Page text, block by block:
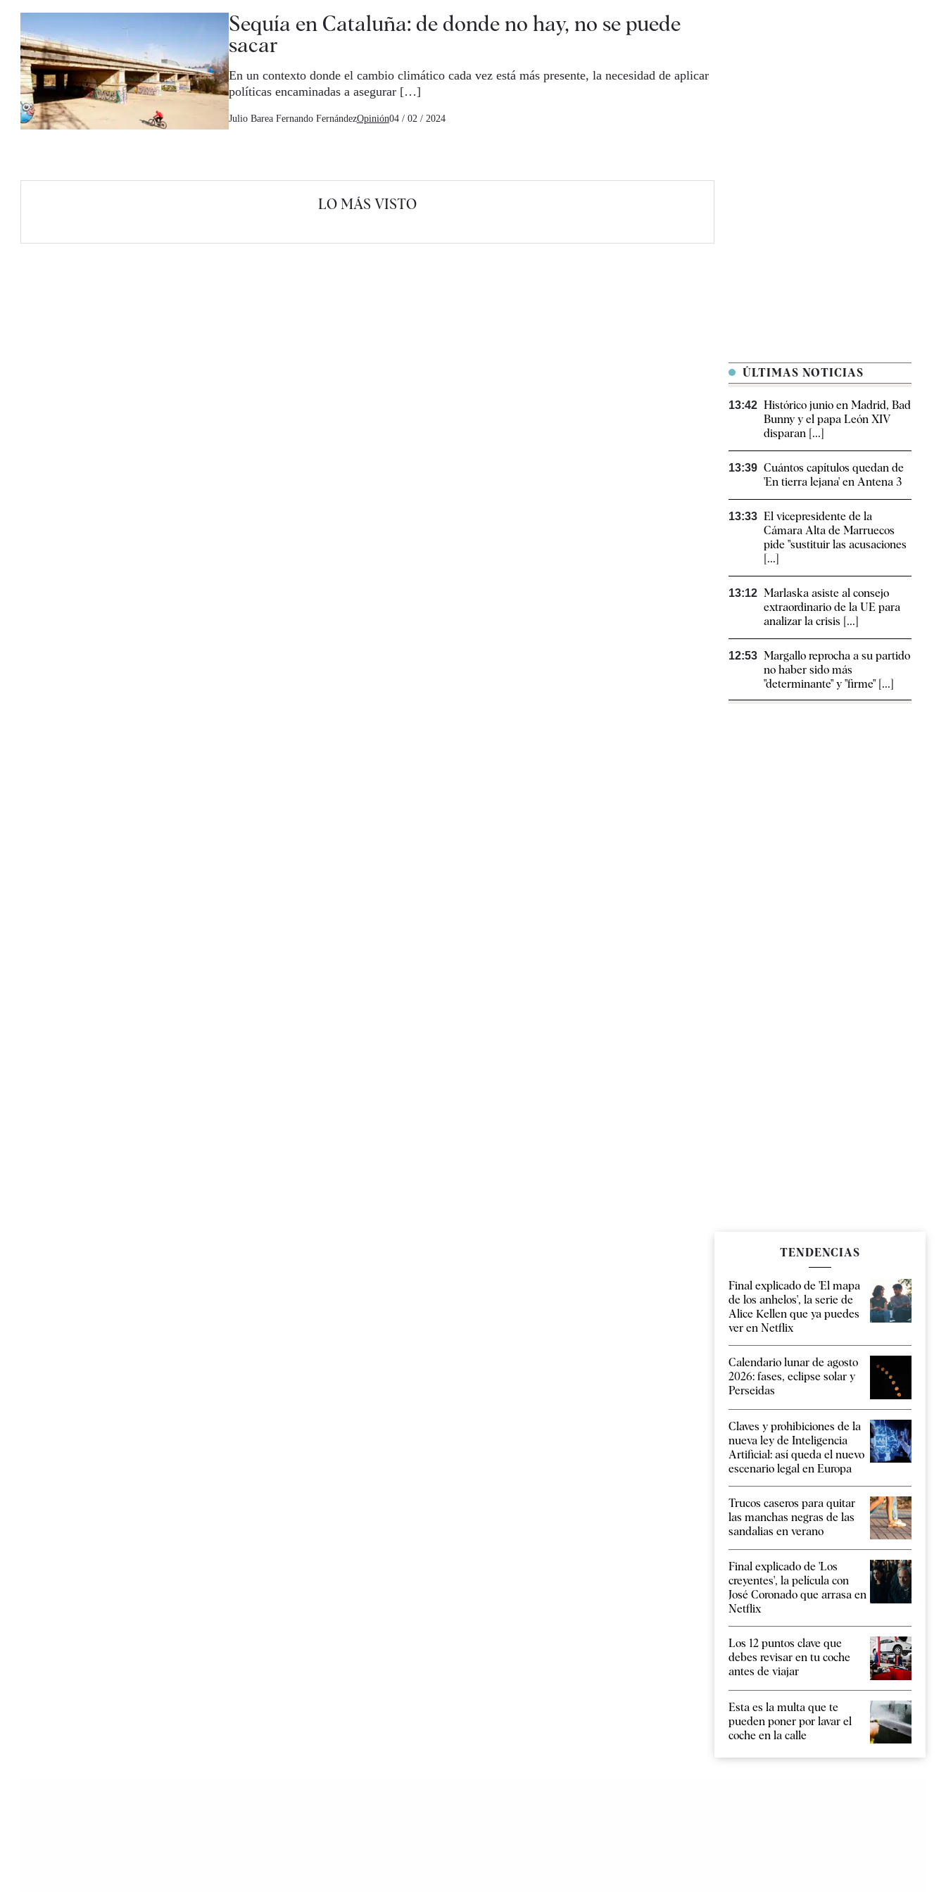
Sequía en Cataluña: de donde no hay, no se puede
sacar
En un contexto donde el cambio climático cada vez está más presente, la necesidad de aplicar
políticas encaminadas a asegurar […]
Julio Barea Fernando FernándezOpinión04 / 02 / 2024
LO MÁS VISTO
ÚLTIMAS NOTICIAS
13:42 Histórico junio en Madrid, Bad
Bunny y el papa León XIV
disparan [...]
13:39 Cuántos capítulos quedan de
'En tierra lejana' en Antena 3
13:33 El vicepresidente de la
Cámara Alta de Marruecos
pide "sustituir las acusaciones
[...]
13:12 Marlaska asiste al consejo
extraordinario de la UE para
analizar la crisis [...]
12:53 Margallo reprocha a su partido
no haber sido más
"determinante" y "firme" [...]
TENDENCIAS
Final explicado de 'El mapa
de los anhelos', la serie de
Alice Kellen que ya puedes
ver en Netflix
Calendario lunar de agosto
2026: fases, eclipse solar y
Perseidas
Claves y prohibiciones de la
nueva ley de Inteligencia
Artificial: así queda el nuevo
escenario legal en Europa
Trucos caseros para quitar
las manchas negras de las
sandalias en verano
Final explicado de 'Los
creyentes', la película con
José Coronado que arrasa en
Netflix
Los 12 puntos clave que
debes revisar en tu coche
antes de viajar
Esta es la multa que te
pueden poner por lavar el
coche en la calle